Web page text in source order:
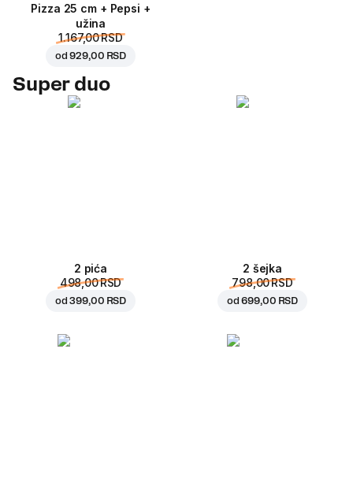
Pizza 25 cm + Pepsi +
užina
1.167,00 RSD
od929,00 RSD
Super duo
2 pića
498,00 RSD
od399,00 RSD
2 šejka
798,00 RSD
od699,00 RSD